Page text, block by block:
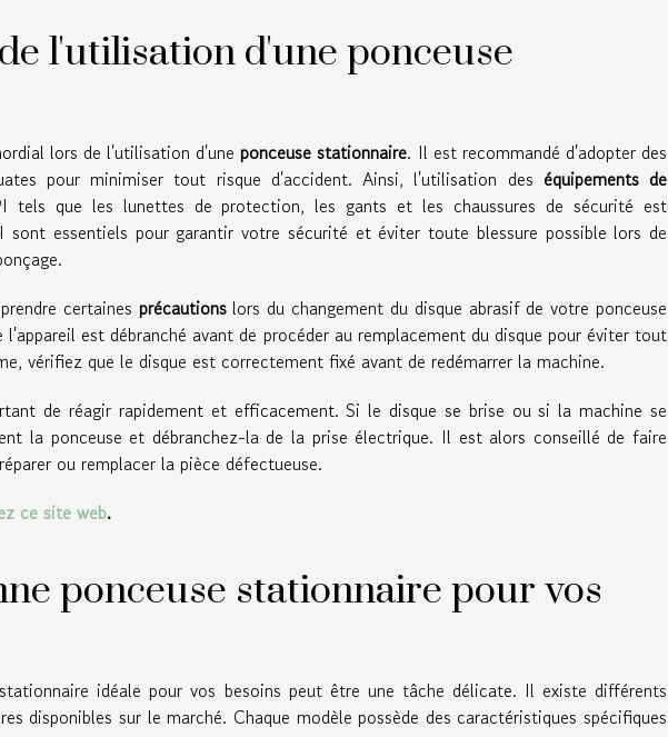
l'utilisation d'une ponceuse
lors de l'utilisation d'une ponceuse stationnaire. Il est recommandé d'adopter des
pour minimiser tout risque d'accident. Ainsi, l'utilisation des équipements de
que les lunettes de protection, les gants et les chaussures de sécurité est
sont essentiels pour garantir votre sécurité et éviter toute blessure possible lors de
certaines précautionslors du changement du disque abrasif de votre ponceuse
est débranché avant de procéder au remplacement du disque pour éviter tout
vérifiez que le disque est correctement fixé avant de redémarrer la machine.
de réagir rapidement et efficacement. Si le disque se brise ou si la machine se
la ponceuse et débranchez-la de la prise électrique. Il est alors conseillé de faire
ou remplacer la pièce défectueuse.
ce site web.
ponceuse stationnaire pour vos
idéale pour vos besoins peut être une tâche délicate. Il existe différents
disponibles sur le marché. Chaque modèle possède des caractéristiques spécifiques